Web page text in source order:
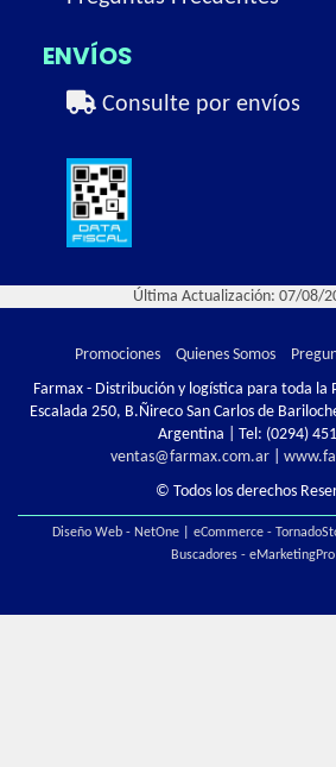
ENVÍOS
Consulte por envíos
Última Actualización: 07/08/
Promociones Quienes Somos
Farmax - Distribución y logística para toda la
Escalada 250, B.Ñireco San Carlos de
Argentina | Tel: (0294)
ventas@farmax.com.ar|
© Todos los derechos
Diseño Web - NetOne| eCommerce -
Buscadores - eMarketingPro